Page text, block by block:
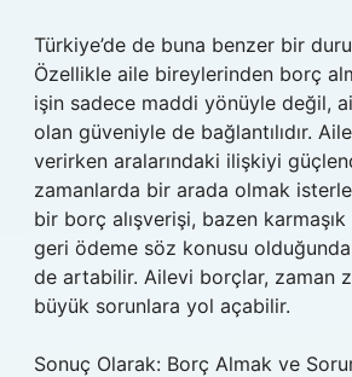
Türkiye’de de buna benzer bir
Özellikle aile bireylerinden borç
işin sadece maddi yönüyle değil,
olan güveniyle de bağlantılıdır.
verirken aralarındaki ilişkiyi
zamanlarda bir arada olmak
bir borç alışverişi, bazen
geri ödeme söz konusu
de artabilir. Ailevi borçlar, zaman
büyük sorunlara yol açabilir.
Sonuç Olarak: Borç Almak ve